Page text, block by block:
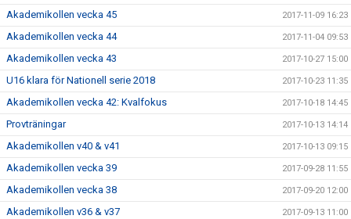
Akademikollen vecka 45 2017-11-09 16:23
Akademikollen vecka 44 2017-11-04 09:53
Akademikollen vecka 43 2017-10-27 15:00
U16 klara för Nationell serie 2018 2017-10-23 11:35
Akademikollen vecka 42: Kvalfokus 2017-10-18 14:45
Provträningar 2017-10-13 14:14
Akademikollen v40 & v41 2017-10-13 09:15
Akademikollen vecka 39 2017-09-28 11:55
Akademikollen vecka 38 2017-09-20 12:00
Akademikollen v36 & v37 2017-09-13 11:00